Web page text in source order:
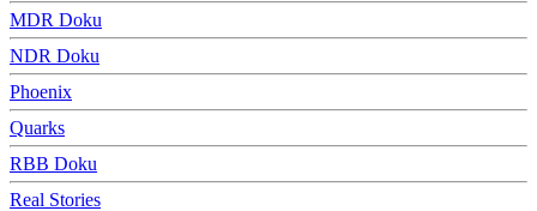
MDR Doku
NDR Doku
Phoenix
Quarks
RBB Doku
Real Stories